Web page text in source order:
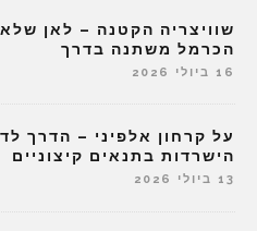
שוויצריה הקטנה – לאן
הכרמל משתנה בדרך
16 ביולי 2026
על קרחון אלפיני – הדרך
הישרדות בתנאים קיצוניים
13 ביולי 2026